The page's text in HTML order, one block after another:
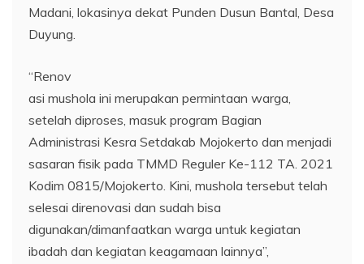
Madani, lokasinya dekat Punden Dusun Bantal, Desa
Duyung.
“Renov
asi mushola ini merupakan permintaan warga,
setelah diproses, masuk program Bagian
Administrasi Kesra Setdakab Mojokerto dan menjadi
sasaran fisik pada TMMD Reguler Ke-112 TA. 2021
Kodim 0815/Mojokerto. Kini, mushola tersebut telah
selesai direnovasi dan sudah bisa
digunakan/dimanfaatkan warga untuk kegiatan
ibadah dan kegiatan keagamaan lainnya”,